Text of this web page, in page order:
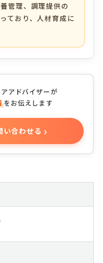
管理、調理提供の
ており、人材育成に
アドバイザーが
をお伝えします
い合わせる ›